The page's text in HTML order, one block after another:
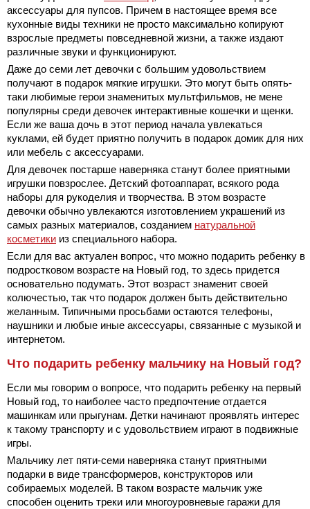
аксессуары для пупсов. Причем в настоящее время все
кухонные виды техники не просто максимально копируют
взрослые предметы повседневной жизни, а также издают
различные звуки и функционируют.
Даже до семи лет девочки с большим удовольствием
получают в подарок мягкие игрушки. Это могут быть опять-
таки любимые герои знаменитых мультфильмов, не мене
популярны среди девочек интерактивные кошечки и щенки.
Если же ваша дочь в этот период начала увлекаться
куклами, ей будет приятно получить в подарок домик для них
или мебель с аксессуарами.
Для девочек постарше наверняка станут более приятными
игрушки повзрослее. Детский фотоаппарат, всякого рода
наборы для рукоделия и творчества. В этом возрасте
девочки обычно увлекаются изготовлением украшений из
самых разных материалов, созданием натуральной
косметики из специального набора.
Если для вас актуален вопрос, что можно подарить ребенку в
подростковом возрасте на Новый год, то здесь придется
основательно подумать. Этот возраст знаменит своей
колючестью, так что подарок должен быть действительно
желанным. Типичными просьбами остаются телефоны,
наушники и любые иные аксессуары, связанные с музыкой и
интернетом.
Что подарить ребенку мальчику на Новый год?
Если мы говорим о вопросе, что подарить ребенку на первый
Новый год, то наиболее часто предпочтение отдается
машинкам или прыгунам. Детки начинают проявлять интерес
к такому транспорту и с удовольствием играют в подвижные
игры.
Мальчику лет пяти-семи наверняка станут приятными
подарки в виде трансформеров, конструкторов или
собираемых моделей. В таком возрасте мальчик уже
способен оценить треки или многоуровневые гаражи для